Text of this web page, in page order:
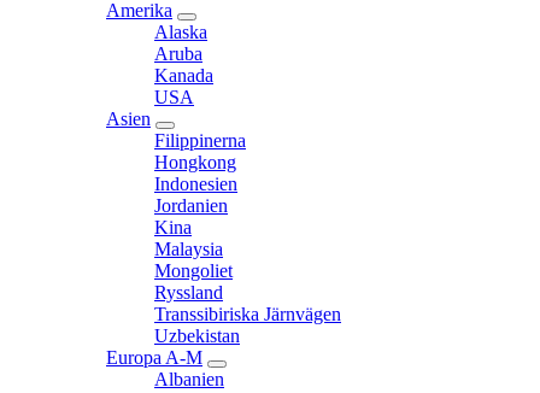
Amerika
expand
child
menu
Alaska
Aruba
Kanada
USA
Asien
expand
child
menu
Filippinerna
Hongkong
Indonesien
Jordanien
Kina
Malaysia
Mongoliet
Ryssland
Transsibiriska Järnvägen
Uzbekistan
Europa A-M
expand
Albanien